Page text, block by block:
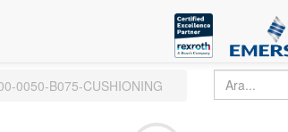
0050-B075-CUSHIONING